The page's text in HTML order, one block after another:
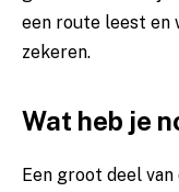
een route leest en
zekeren.
Wat heb je
Een groot deel